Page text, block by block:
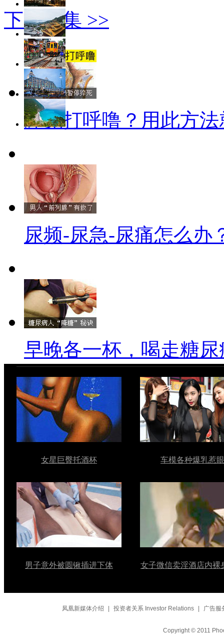
下一图集 >>
睡觉打呼噜？用此方法
尿频-尿急-尿痛怎么办
早晚各一杯，喝走糖尿
女星巨臀托酒杯 车模各种爆乳惹眼
男子意外被圆锹插进下体 女子微信卖淫酒店内裸
凤凰新媒体介绍 投资者关系 Investor Relations 广告服
Copyright © 2011